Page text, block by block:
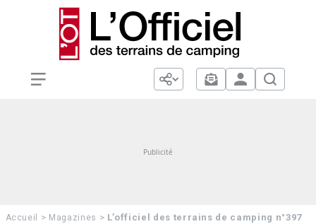
Accueil > Magazines > L’officiel des terrains de camping n°397